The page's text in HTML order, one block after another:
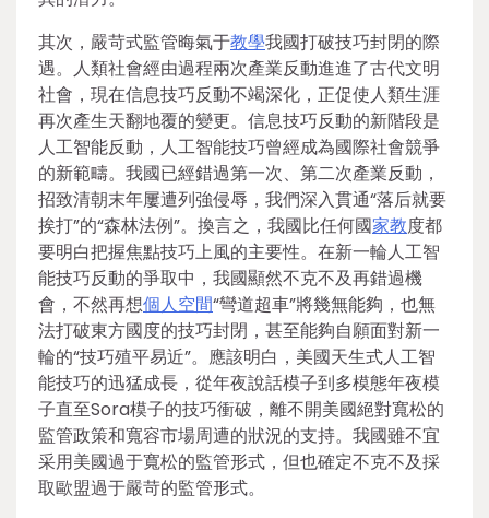
其次，嚴苛式監管晦氣于教學我國打破技巧封閉的際
遇。人類社會經由過程兩次產業反動進進了古代文明
社會，現在信息技巧反動不竭深化，正促使人類生涯
再次產生天翻地覆的變更。信息技巧反動的新階段是
人工智能反動，人工智能技巧曾經成為國際社會競爭
的新範疇。我國已經錯過第一次、第二次產業反動，
招致清朝末年屢遭列強侵辱，我們深入貫通“落后就要
挨打”的“森林法例”。換言之，我國比任何國家教度都
要明白把握焦點技巧上風的主要性。在新一輪人工智
能技巧反動的爭取中，我國顯然不克不及再錯過機
會，不然再想個人空間“彎道超車”將幾無能夠，也無
法打破東方國度的技巧封閉，甚至能夠自願面對新一
輪的“技巧殖平易近”。應該明白，美國天生式人工智
能技巧的迅猛成長，從年夜說話模子到多模態年夜模
子直至Sora模子的技巧衝破，離不開美國絕對寬松的
監管政策和寬容市場周遭的狀況的支持。我國雖不宜
采用美國過于寬松的監管形式，但也確定不克不及採
取歐盟過于嚴苛的監管形式。